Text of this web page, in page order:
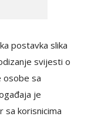
postavka slika
svijesti o
osobe sa
je
sa korisnicima